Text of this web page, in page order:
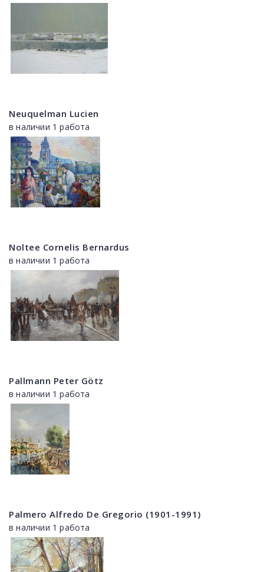
Neuquelman Lucien
в наличии 1 работа
Noltee Cornelis Bernardus
в наличии 1 работа
Pallmann Peter Götz
в наличии 1 работа
Palmero Alfredo De Gregorio (1901-1991)
в наличии 1 работа